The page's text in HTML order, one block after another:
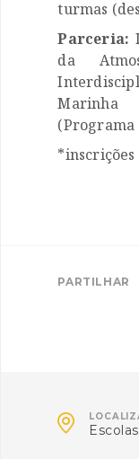
turmas
Parceria:
da
(Programa
*inscrições
PARTILHAR
